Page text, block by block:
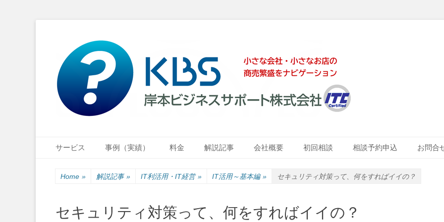
岸本ビジネスサポート株式会社
小さな会社・小さなお店のIT経営をナビゲーション
Primary Menu
サービス 事例（実績） 料金 解説記事 会社概要 初回相談 相談予約申込 お問合
Home » 解説記事 » IT利活用・IT経営 » IT活用～基本編 » セキュリティ対策って、何をすればイイの？
セキュリティ対策って、何をすればイイの？